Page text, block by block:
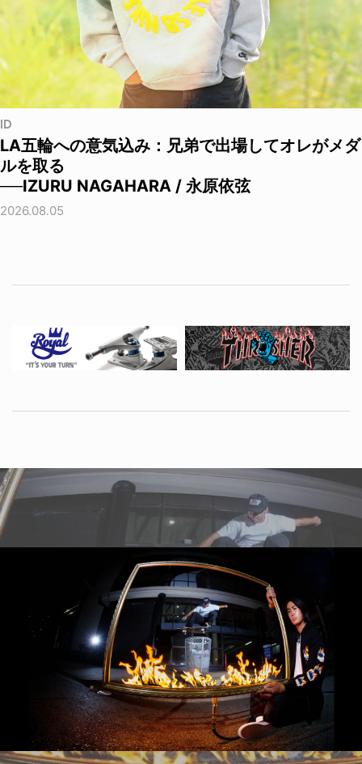
ID
LA五輪への意気込み：兄弟で出場してオレがメダ
ルを取る
──IZURU NAGAHARA / 永原依弦
2026.08.05